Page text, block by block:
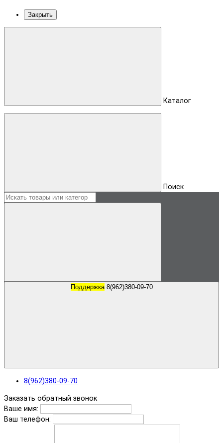
Закрыть
Каталог
Поиск
Поддержка 8(962)380-09-70
8(962)380-09-70
Заказать обратный звонок
Ваше имя:
Ваш телефон: